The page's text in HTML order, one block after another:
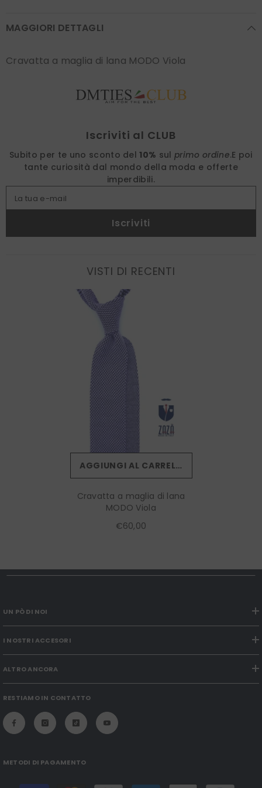
MAGGIORI DETTAGLI
Cravatta a maglia di lana MODO Viola
Iscriviti al CLUB
Subito per te uno sconto del 10% sulprimo ordine.E poi
tante curiosità dal mondo della moda e offerte
imperdibili.
La tua e-mail
Iscriviti
VISTI DI RECENTI
AGGIUNGI AL CARRELLO
Cravatta a maglia di lana
MODO Viola
€60,00
UN PÒ DI NOI
I NOSTRI ACCESORI
ALTRO ANCORA
RESTIAMO IN CONTATTO
METODI DI PAGAMENTO
Modalità